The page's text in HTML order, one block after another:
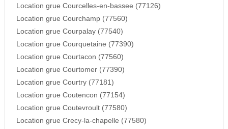
Location grue Courcelles-en-bassee (77126)
Location grue Courchamp (77560)
Location grue Courpalay (77540)
Location grue Courquetaine (77390)
Location grue Courtacon (77560)
Location grue Courtomer (77390)
Location grue Courtry (77181)
Location grue Coutencon (77154)
Location grue Coutevroult (77580)
Location grue Crecy-la-chapelle (77580)